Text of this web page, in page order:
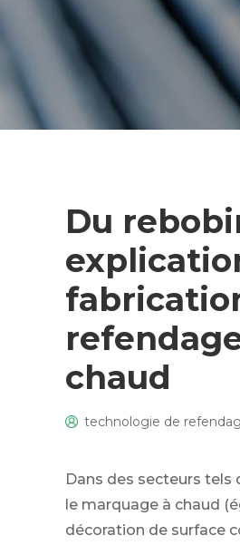
Du
chaud
technologie de
Dans des secteurs
le marquage à chaud
décoration de surface